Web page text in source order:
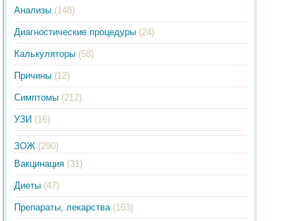
Анализы (148)
Диагностические процедуры (24)
Калькуляторы (58)
Причины (12)
Симптомы (212)
УЗИ (16)
ЗОЖ (290)
Вакцинация (31)
Диеты (47)
Препараты, лекарства (163)